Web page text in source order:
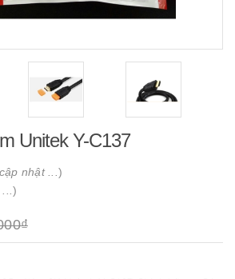
Unitek Y-C137
nhật ... )
)